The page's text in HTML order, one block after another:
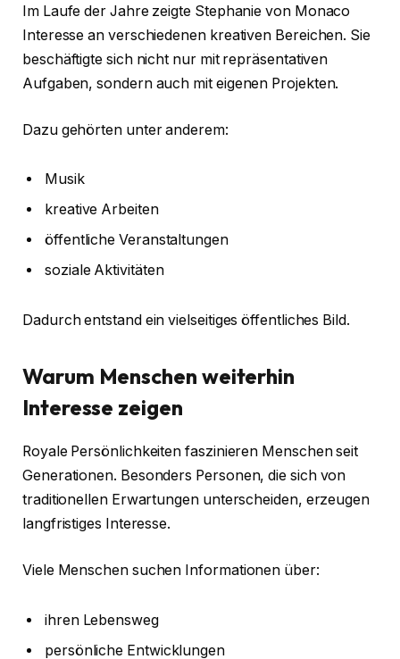
Im Laufe der Jahre zeigte Stephanie von Monaco
Interesse an verschiedenen kreativen Bereichen. Sie
beschäftigte sich nicht nur mit repräsentativen
Aufgaben, sondern auch mit eigenen Projekten.
Dazu gehörten unter anderem:
Musik
kreative Arbeiten
öffentliche Veranstaltungen
soziale Aktivitäten
Dadurch entstand ein vielseitiges öffentliches Bild.
Warum Menschen weiterhin
Interesse zeigen
Royale Persönlichkeiten faszinieren Menschen seit
Generationen. Besonders Personen, die sich von
traditionellen Erwartungen unterscheiden, erzeugen
langfristiges Interesse.
Viele Menschen suchen Informationen über:
ihren Lebensweg
persönliche Entwicklungen